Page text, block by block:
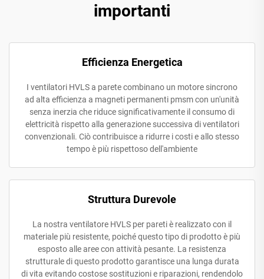
importanti
Efficienza Energetica
I ventilatori HVLS a parete combinano un motore sincrono
ad alta efficienza a magneti permanenti pmsm con un'unità
senza inerzia che riduce significativamente il consumo di
elettricità rispetto alla generazione successiva di ventilatori
convenzionali. Ciò contribuisce a ridurre i costi e allo stesso
tempo è più rispettoso dell'ambiente
Struttura Durevole
La nostra ventilatore HVLS per pareti è realizzato con il
materiale più resistente, poiché questo tipo di prodotto è più
esposto alle aree con attività pesante. La resistenza
strutturale di questo prodotto garantisce una lunga durata
di vita evitando costose sostituzioni e riparazioni, rendendolo